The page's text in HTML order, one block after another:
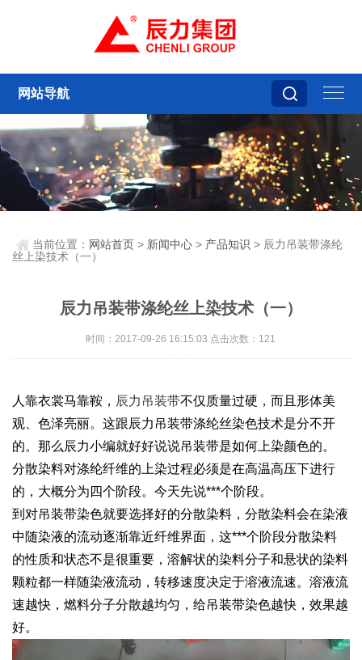
网站导航
当前位置： 网站首页 > 新闻中心 > 产品知识 > 辰力吊装带涤纶
丝上染技术（一）
辰力吊装带涤纶丝上染技术（一）
时间：2017-09-26 16:15:03 点击次数：121
人靠衣裳马靠鞍， 辰力吊装带不仅质量过硬，而且形体美
观、色泽亮丽。这跟辰力吊装带涤纶丝染色技术是分不开
的。那么辰力小编就好好说说吊装带是如何上染颜色的。
分散染料对涤纶纤维的上染过程必须是在高温高压下进行
的，大概分为四个阶段。今天先说***个阶段。
到对吊装带染色就要选择好的分散染料，分散染料会在染液
中随染液的流动逐渐靠近纤维界面，这***个阶段分散染料
的性质和状态不是很重要，溶解状的染料分子和悬状的染料
颗粒都一样随染液流动，转移速度决定于溶液流速。溶液流
速越快，燃料分子分散越均匀，给吊装带染色越快，效果越
好。